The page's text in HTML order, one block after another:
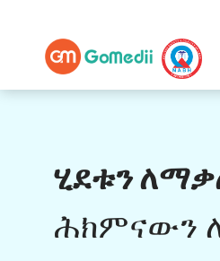
ሂደቱን
ሕክምናውን
የድህረ ህክምና
የሚደረግበት